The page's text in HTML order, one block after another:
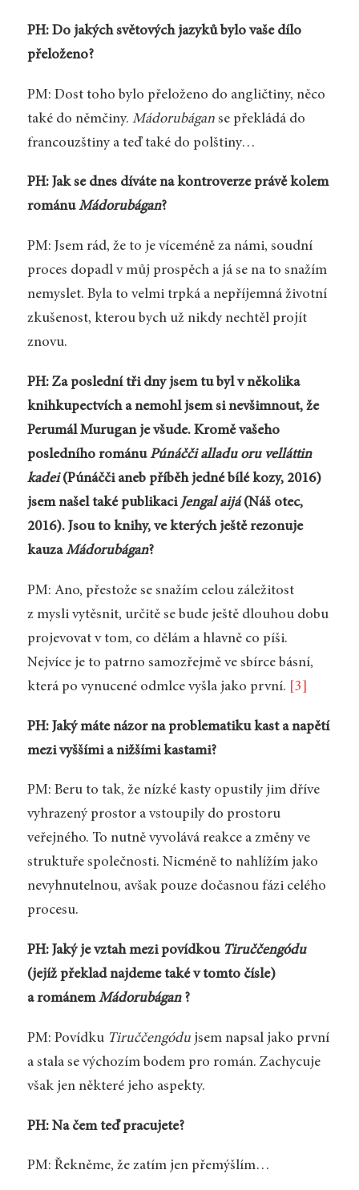
PH: Do jakých světových jazyků bylo vaše dílo
přeloženo?
PM: Dost toho bylo přeloženo do angličtiny, něco
také do němčiny. Mádorubáganse překládá do
francouzštiny a teď také do polštiny…
PH: Jak se dnes díváte na kontroverze právě kolem
románuMádorubágan?
PM: Jsem rád, že to je víceméně za námi, soudní
proces dopadl v můj prospěch a já se na to snažím
nemyslet. Byla to velmi trpká a nepříjemná životní
zkušenost, kterou bych už nikdy nechtěl projít
znovu.
PH: Za poslední tři dny jsem tu byl v několika
knihkupectvích a nemohl jsem si nevšimnout, že
Perumál Murugan je všude. Kromě vašeho
posledního románuPúnáčči alladu oru velláttin
kadei(Púnáčči aneb příběh jedné bílé kozy, 2016)
jsem našel také publikaci Jengal aijá(Náš otec,
2016). Jsou to knihy, ve kterých ještě rezonuje
kauzaMádorubágan?
PM: Ano, přestože se snažím celou záležitost
z mysli vytěsnit, určitě se bude ještě dlouhou dobu
projevovat v tom, co dělám a hlavně co píši.
Nejvíce je to patrno samozřejmě ve sbírce básní,
která po vynucené odmlce vyšla jako první.
[3]
PH: Jaký máte názor na problematiku kast a napětí
mezi vyššími a nižšími kastami?
PM: Beru to tak, že nízké kasty opustily jim dříve
vyhrazený prostor a vstoupily do prostoru
veřejného. To nutně vyvolává reakce a změny ve
struktuře společnosti. Nicméně to nahlížím jako
nevyhnutelnou, avšak pouze dočasnou fázi celého
procesu.
PH: Jaký je vztah mezi povídkou Tiruččengódu
(jejíž překlad najdeme také v tomto čísle)
a románemMádorubágan?
PM: Povídku Tiruččengódujsem napsal jako první
a stala se výchozím bodem pro román. Zachycuje
však jen některé jeho aspekty.
PH: Na čem teď pracujete?
PM: Řekněme, že zatím jen přemýšlím…